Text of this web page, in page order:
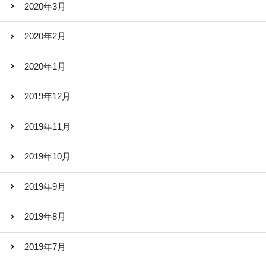
2020年3月
2020年2月
2020年1月
2019年12月
2019年11月
2019年10月
2019年9月
2019年8月
2019年7月